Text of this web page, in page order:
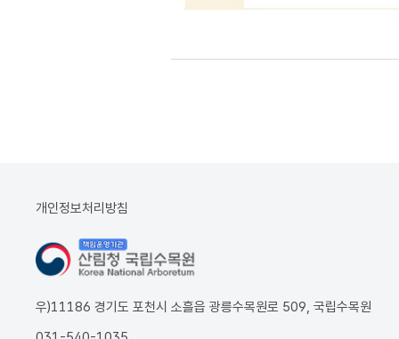
개인정보처리방침
우)11186 경기도 포천시 소흘읍 광릉수목원로 509, 국립수목원